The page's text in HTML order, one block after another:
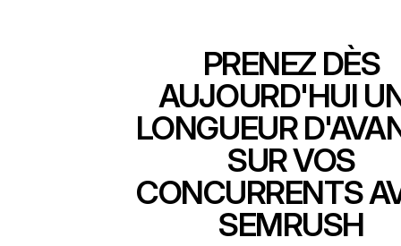
PRENEZ DÈS
AUJOURD'HUI
LONGUEUR
SUR VOS
CONCURRENTS
SEMRUSH